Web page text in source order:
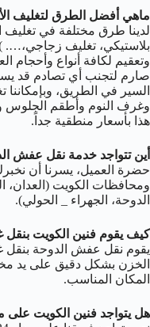
ماهي أفضل الطرق لتغليف
لدينا طرق مختلفة في
بلاستيكي، تغليف زجاجي،…. )
وتعقيم لكافة أنواع وأحجام
صارم لتجنب أي تصادم قد
السير في الطريق،
وغرف النوم وأطقم الجلوس
هذا بأسعار منطقية جداً.
أين تتواجد خدمة نقل عفش
حضرة العميل، يسرنا أن نخبرك
ومحافظات الكويت (العدان،
الدوحة، الجهراء _ الحولي).
كيف يقوم فنين الكويت
يقوم نقل عفش الدوحة
الخزن بشكل دقيق على يد
المكان المناسب.
هل يتواجد فنين الكويت على